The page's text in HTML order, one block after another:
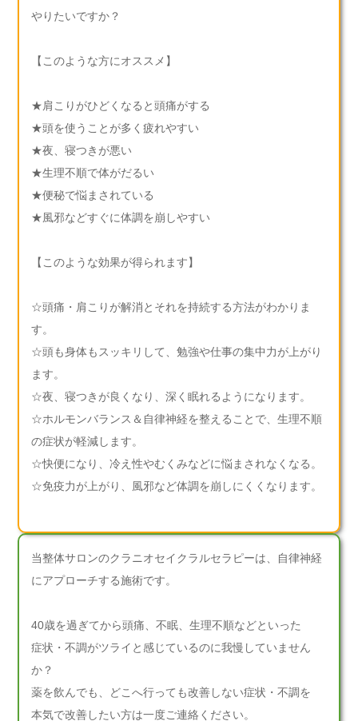
やりたいですか？
【このような方にオススメ】
★肩こりがひどくなると頭痛がする
★頭を使うことが多く疲れやすい
★夜、寝つきが悪い
★生理不順で体がだるい
★便秘で悩まされている
★風邪などすぐに体調を崩しやすい
【このような効果が得られます】
☆頭痛・肩こりが解消とそれを持続する方法がわかりま
す。
☆頭も身体もスッキリして、勉強や仕事の集中力が上がり
ます。
☆夜、寝つきが良くなり、深く眠れるようになります。
☆ホルモンバランス＆自律神経を整えることで、生理不順
の症状が軽減します。
☆快便になり、冷え性やむくみなどに悩まされなくなる。
☆免疫力が上がり、風邪など体調を崩しにくくなります。
当整体サロンのクラニオセイクラルセラピーは、自律神経
にアプローチする施術です。
40歳を過ぎてから頭痛、不眠、生理不順などといった
症状・不調がツライと感じているのに我慢していません
か？
薬を飲んでも、どこへ行っても改善しない症状・不調を
本気で改善したい方は一度ご連絡ください。